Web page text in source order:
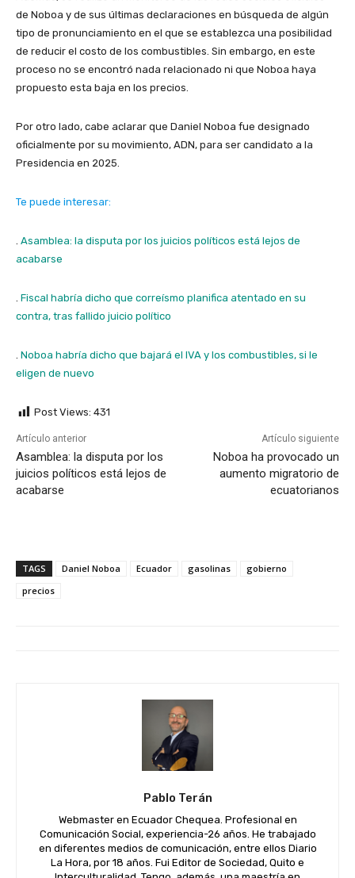
de Noboa y de sus últimas declaraciones en búsqueda de algún
tipo de pronunciamiento en el que se establezca una posibilidad
de reducir el costo de los combustibles. Sin embargo, en este
proceso no se encontró nada relacionado ni que Noboa haya
propuesto esta baja en los precios.
Por otro lado, cabe aclarar que Daniel Noboa fue designado
oficialmente por su movimiento, ADN, para ser candidato a la
Presidencia en 2025.
Te puede interesar:
Asamblea: la disputa por los juicios políticos está lejos de
acabarse
Fiscal habría dicho que correísmo planifica atentado en su
contra, tras fallido juicio político
Noboa habría dicho que bajará el IVA y los combustibles, si le
eligen de nuevo
Post Views: 431
Artículo anterior
Asamblea: la disputa por los
juicios políticos está lejos de
acabarse
Artículo siguiente
Noboa ha provocado un
aumento migratorio de
ecuatorianos
TAGS Daniel Noboa Ecuador gasolinas
gobierno
precios
Pablo Terán
Webmaster en Ecuador Chequea. Profesional en
Comunicación Social, experiencia-26 años. He trabajado
en diferentes medios de comunicación, entre ellos Diario
La Hora, por 18 años. Fui Editor de Sociedad, Quito e